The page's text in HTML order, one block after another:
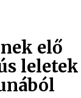
elő
leletek